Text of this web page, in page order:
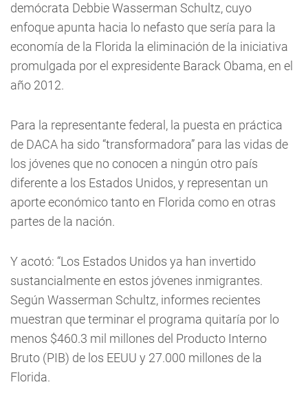
demócrata Debbie Wasserman Schultz, cuyo
enfoque apunta hacia lo nefasto que sería para la
economía de la Florida la eliminación de la iniciativa
promulgada por el expresidente Barack Obama, en el
año 2012.
Para la representante federal, la puesta en práctica
de DACA ha sido “transformadora” para las vidas de
los jóvenes que no conocen a ningún otro país
diferente a los Estados Unidos, y representan un
aporte económico tanto en Florida como en otras
partes de la nación.
Y acotó: “Los Estados Unidos ya han invertido
sustancialmente en estos jóvenes inmigrantes.
Según Wasserman Schultz, informes recientes
muestran que terminar el programa quitaría por lo
menos $460.3 mil millones del Producto Interno
Bruto (PIB) de los EEUU y 27.000 millones de la
Florida.